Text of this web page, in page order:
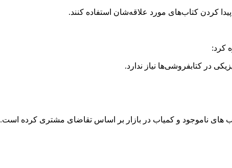
کردن کتاب‌های مورد علاقه‌شان استفاده کنند.
کرد:
در کتابفروشی‌ها نیاز ندارد.
های ناموجود و کمیاب در بازار بر اساس تقاضای مشتری کرده است.